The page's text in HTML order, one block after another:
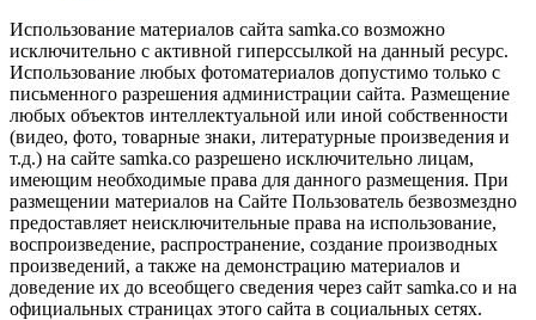
Использование материалов сайта samka.co возможно
исключительно с активной гиперссылкой на данный ресурс.
Использование любых фотоматериалов допустимо только с
письменного разрешения администрации сайта. Размещение
любых объектов интеллектуальной или иной собственности
(видео, фото, товарные знаки, литературные произведения и
т.д.) на сайте samka.co разрешено исключительно лицам,
имеющим необходимые права для данного размещения. При
размещении материалов на Сайте Пользователь безвозмездно
предоставляет неисключительные права на использование,
воспроизведение, распространение, создание производных
произведений, а также на демонстрацию материалов и
доведение их до всеобщего сведения через сайт samka.co и на
официальных страницах этого сайта в социальных сетях.